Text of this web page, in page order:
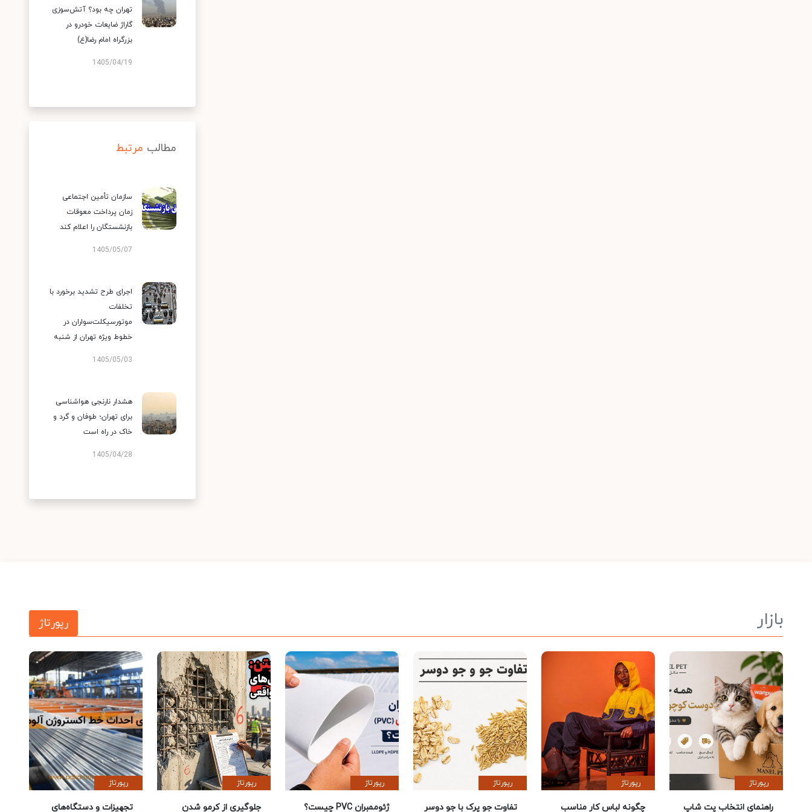
تهران چه بود؟ آتش‌سوزی
گاراژ ضایعات خودرو در
بزرگراه امام رضا(ع)
1405/04/19
مطالب مرتبط
سازمان تأمین اجتماعی
زمان پرداخت معوقات
بازنشستگان را اعلام کند
1405/05/07
اجرای طرح تشدید برخورد با
تخلفات
موتورسیکلت‌سواران در
خطوط ویژه تهران از شنبه
1405/05/03
هشدار نارنجی هواشناسی
برای تهران؛ طوفان و گرد و
خاک در راه است
1405/04/28
بازار رپورتاژ
رپورتاژ
راهنمای انتخاب پت شاپ
رپورتاژ
چگونه لباس کار مناسب
رپورتاژ
تفاوت جو پرک با جو دوسر
رپورتاژ
ژئوممبران PVC چیست؟
رپورتاژ
جلوگیری از کرمو شدن
رپورتاژ
تجهیزات و دستگاه‌های